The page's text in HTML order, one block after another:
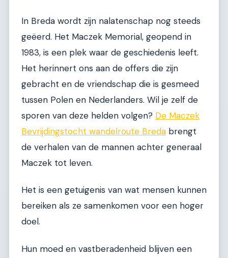
In Breda wordt zijn nalatenschap nog steeds
geëerd. Het Maczek Memorial, geopend in
1983, is een plek waar de geschiedenis leeft.
Het herinnert ons aan de offers die zijn
gebracht en de vriendschap die is gesmeed
tussen Polen en Nederlanders. Wil je zelf de
sporen van deze helden volgen? De Maczek
Bevrijdingstocht wandelroute Breda brengt
de verhalen van de mannen achter generaal
Maczek tot leven.
Het is een getuigenis van wat mensen kunnen
bereiken als ze samenkomen voor een hoger
doel.
Hun moed en vastberadenheid blijven een